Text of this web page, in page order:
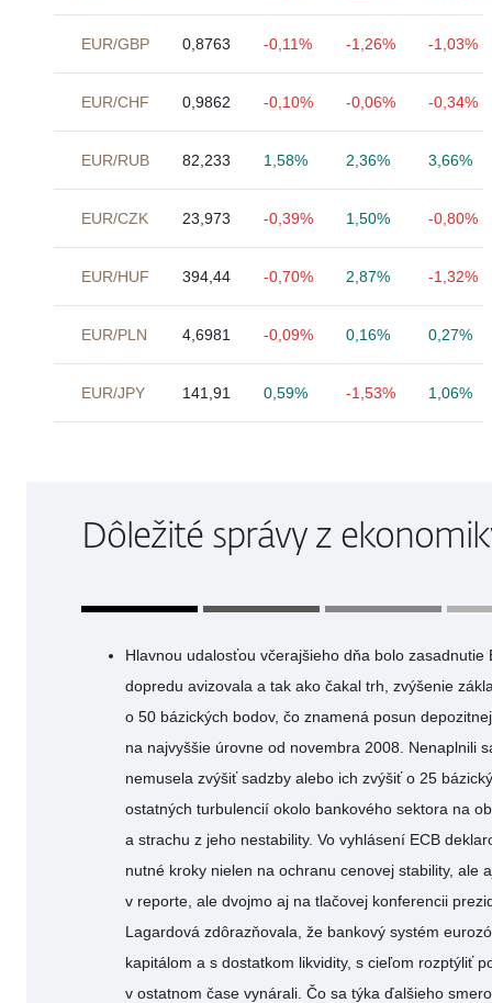
EUR/GBP 0,8763 -0,11% -1,26% -1,03%
EUR/CHF 0,9862 -0,10% -0,06% -0,34%
EUR/RUB 82,233 1,58% 2,36% 3,66%
EUR/CZK 23,973 -0,39% 1,50% -0,80%
EUR/HUF 394,44 -0,70% 2,87% -1,32%
EUR/PLN 4,6981 -0,09% 0,16% 0,27%
EUR/JPY 141,91 0,59% -1,53% 1,06%
Dôležité správy z
Hlavnou udalosťou včerajšieho dňa bolo zasadnutie
dopredu avizovala a tak ako čakal trh, zvýšenie
o 50 bázických bodov, čo znamená posun
na najvyššie úrovne od novembra 2008. Nenaplnili
nemusela zvýšiť sadzby alebo ich zvýšiť o 25
ostatných turbulencií okolo bankového sektora na
a strachu z jeho nestability. Vo vyhlásení ECB
nutné kroky nielen na ochranu cenovej stability, ale
v reporte, ale dvojmo aj na tlačovej konferencii
Lagardová zdôrazňovala, že bankový systém
kapitálom a s dostatkom likvidity, s cieľom rozptýliť
v ostatnom čase vynárali. Čo sa týka ďalšieho